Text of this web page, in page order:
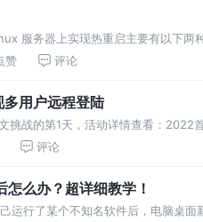
服务器上实现热重启主要有以下
创建完成后通知
赞 评论
用户远程登陆
挑战的第1天，活动详情查看：
（后称评论
么办？超详细教学！
运行了某个不知名软件后，电脑桌